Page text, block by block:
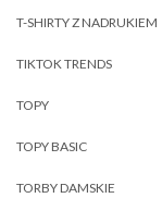
T-SHIRTY Z NADRUKIEM
TIKTOK TRENDS
TOPY
TOPY BASIC
TORBY DAMSKIE